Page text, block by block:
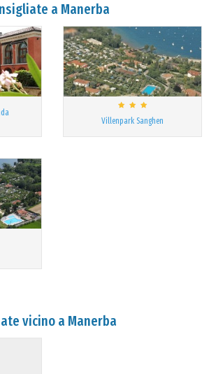
a Manerba
Villenpark Sanghen
vicino a Manerba